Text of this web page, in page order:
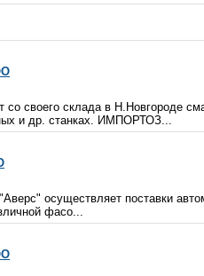
своего склада в Н.Новгороде
и др. станках. ИМПОРТОЗ...
осуществляет поставки
фасо...